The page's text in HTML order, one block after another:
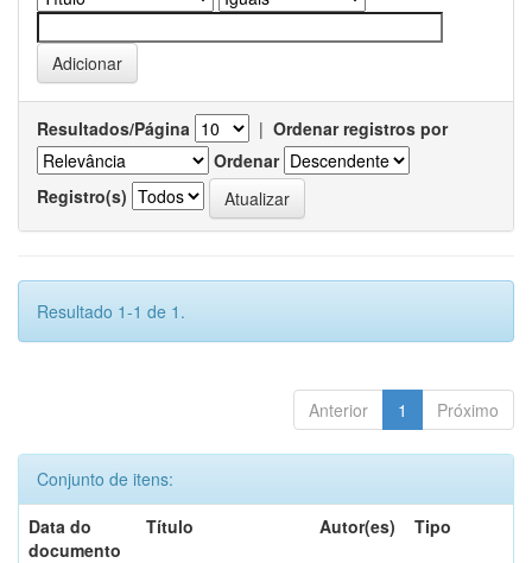
Resultados/Página | Ordenar registros por
Ordenar
Registro(s)
Resultado 1-1 de 1.
Anterior 1 Próximo
Conjunto de itens:
Data do
documento
Título Autor(es) Tipo